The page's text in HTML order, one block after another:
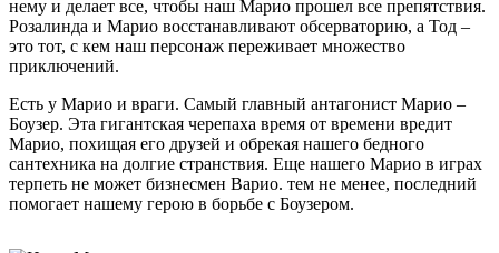
нему и делает все, чтобы наш Марио прошел все препятствия.
Розалинда и Марио восстанавливают обсерваторию, а Тод –
это тот, с кем наш персонаж переживает множество
приключений.
Есть у Марио и враги. Самый главный антагонист Марио –
Боузер. Эта гигантская черепаха время от времени вредит
Марио, похищая его друзей и обрекая нашего бедного
сантехника на долгие странствия. Еще нашего Марио в играх
терпеть не может бизнесмен Варио. тем не менее, последний
помогает нашему герою в борьбе с Боузером.